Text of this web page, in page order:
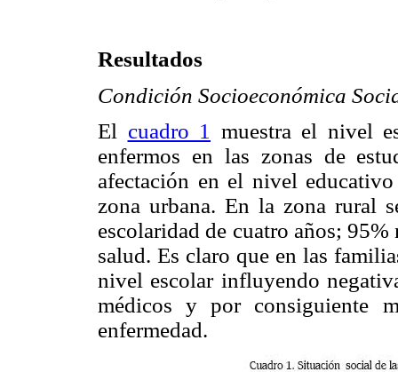
Resultados
Condición Socioeconómica
El cuadro 1 muestra el nivel
enfermos en las zonas de
afectación en el nivel
zona urbana. En la zona rural
escolaridad de cuatro años;
salud. Es claro que en las
nivel escolar influyendo
médicos y por consiguiente
enfermedad.